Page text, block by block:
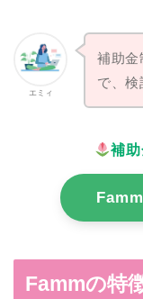
エミィ
補助金
で、検
補
Fammの特